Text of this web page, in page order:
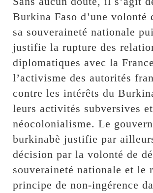
Burkina Faso d’une volonté
sa souveraineté nationale
justifie la rupture des
diplomatiques avec la
l’activisme des autorités
contre les intérêts du
leurs activités subversives
néocolonialisme. Le
burkinabè justifie par
décision par la volonté de
souveraineté nationale et le
principe de non-ingérence